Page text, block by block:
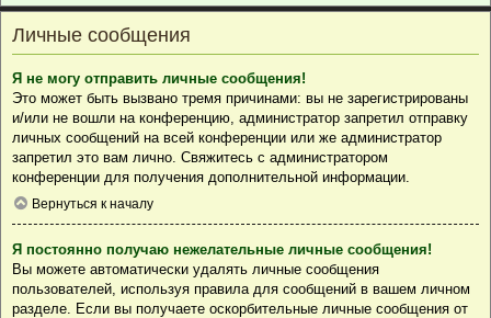
Личные сообщения
Я не могу отправить личные сообщения!
Это может быть вызвано тремя причинами: вы не зарегистрированы
и/или не вошли на конференцию, администратор запретил отправку
личных сообщений на всей конференции или же администратор
запретил это вам лично. Свяжитесь с администратором
конференции для получения дополнительной информации.
Вернуться к началу
Я постоянно получаю нежелательные личные сообщения!
Вы можете автоматически удалять личные сообщения
пользователей, используя правила для сообщений в вашем личном
разделе. Если вы получаете оскорбительные личные сообщения от